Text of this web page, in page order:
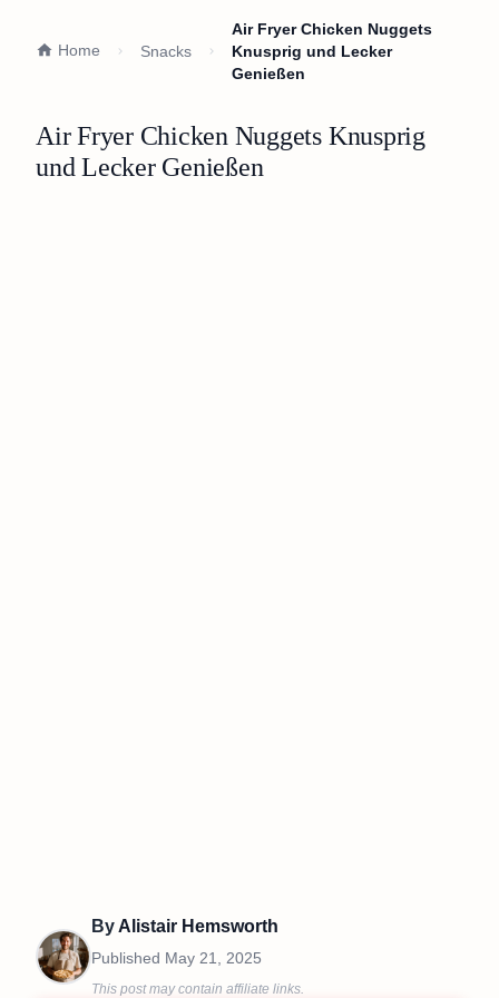
Home Snacks
Air Fryer Chicken Nuggets
Knusprig und Lecker
Genießen
Air Fryer Chicken Nuggets Knusprig
und Lecker Genießen
ByAlistair Hemsworth
Published May 21, 2025
This post may contain affiliate links.